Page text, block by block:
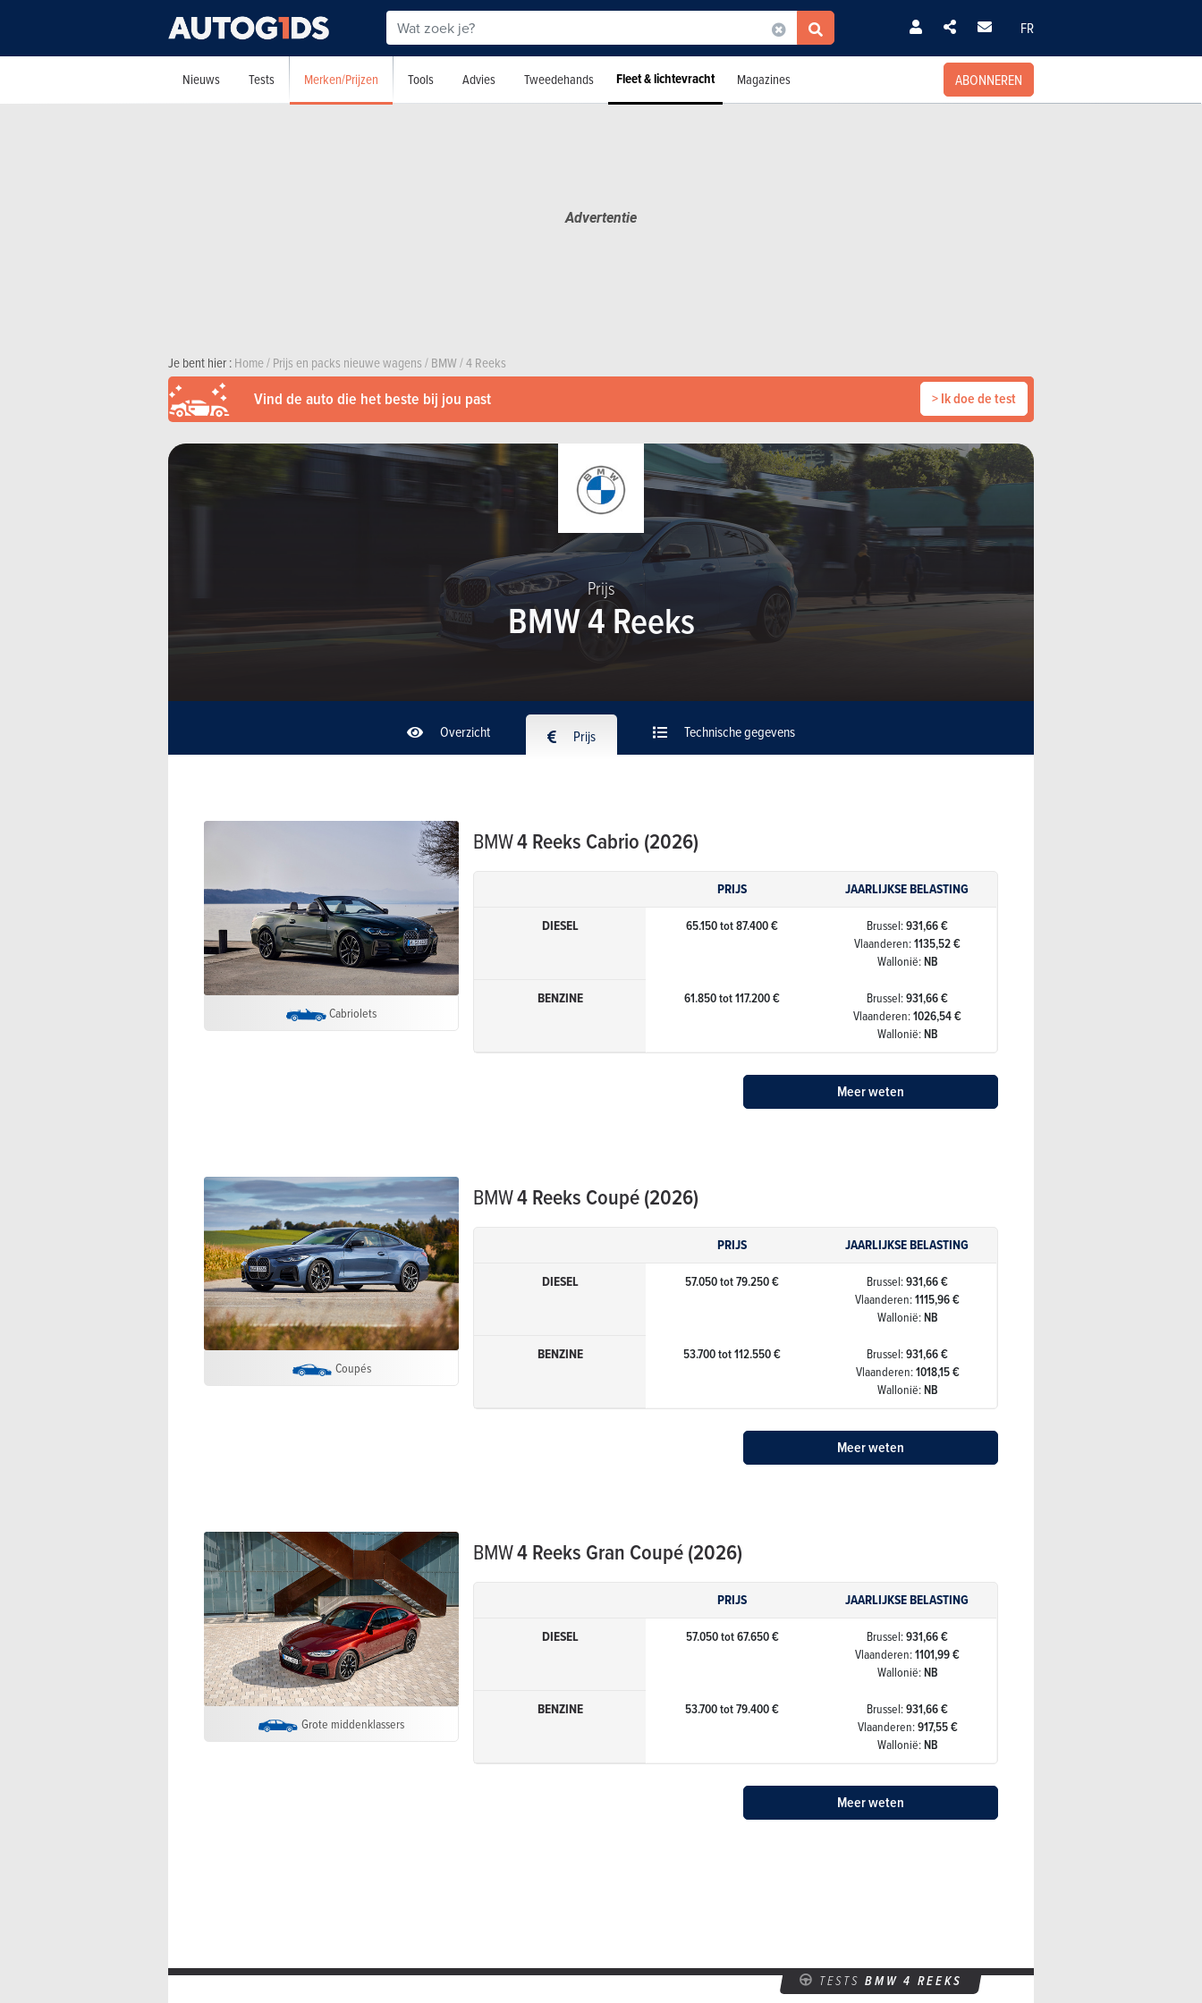
FR
Nieuws Tests Merken/Prijzen Tools Advies Tweedehands Fleet & lichtevracht Magazines ABONNEREN
Je bent hier :Home/Prijs en packs nieuwe wagens/BMW/4 Reeks
Vind de auto die het beste bij jou past > Ik doe de test
Prijs
BMW 4 Reeks
Overzicht Prijs Technische gegevens
Cabriolets
BMW4 Reeks Cabrio (2026)
PRIJS
JAARLIJKSE BELASTING
DIESEL
65.150 tot 87.400 € Brussel:931,66 €
Vlaanderen:1135,52 €
Wallonië:NB
BENZINE 61.850 tot 117.200 € Brussel:931,66 €
Vlaanderen:1026,54 €
Wallonië:NB
Meer weten
Coupés
BMW4 Reeks Coupé (2026)
PRIJS
JAARLIJKSE BELASTING
DIESEL
57.050 tot 79.250 € Brussel:931,66 €
Vlaanderen:1115,96 €
Wallonië:NB
BENZINE 53.700 tot 112.550 € Brussel:931,66 €
Vlaanderen:1018,15 €
Wallonië:NB
Meer weten
Grote middenklassers
BMW4 Reeks Gran Coupé (2026)
PRIJS
JAARLIJKSE BELASTING
DIESEL
57.050 tot 67.650 € Brussel:931,66 €
Vlaanderen:1101,99 €
Wallonië:NB
BENZINE 53.700 tot 79.400 € Brussel:931,66 €
Vlaanderen:917,55 €
Wallonië:NB
Meer weten
TESTS BMW 4 REEKS